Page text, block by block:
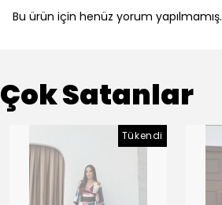
Bu ürün için henüz yorum yapılmamış.
Çok Satanlar
Tükendi